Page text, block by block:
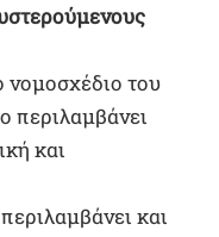
νομοσχέδιο του
περιλαμβάνει
και
και